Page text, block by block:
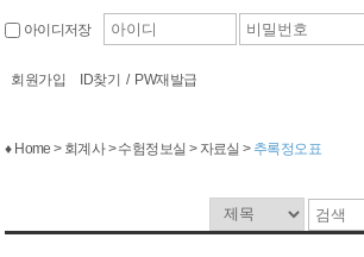
아이디저장
회원가입 ID찾기 / PW재발급
♦ Home > 회계사 > 수험정보실 > 자료실 > 추록정오표